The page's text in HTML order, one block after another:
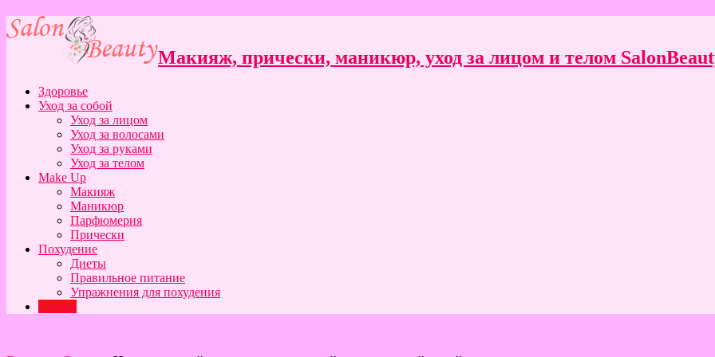
Макияж, прически, маникюр, уход за лицом и телом
Здоровье
Уход за собой
Уход за лицом
Уход за волосами
Уход за руками
Уход за телом
Make Up
Макияж
Маникюр
Парфюмерия
Прически
Похудение
Диеты
Правильное питание
Упражнения для похудения
Статьи